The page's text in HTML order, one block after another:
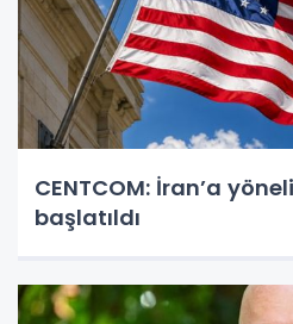
CENTCOM: İran’a
başlatıldı